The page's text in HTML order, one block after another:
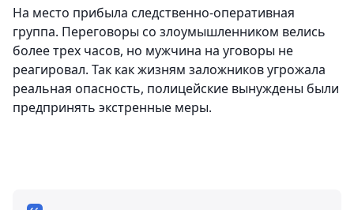
На место прибыла следственно-оперативная
группа. Переговоры со злоумышленником велись
более трех часов, но мужчина на уговоры не
реагировал. Так как жизням заложников угрожала
реальная опасность, полицейские вынуждены были
предпринять экстренные меры.